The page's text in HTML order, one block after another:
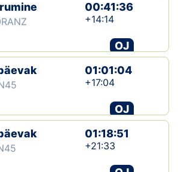
00:41:36
+14:14
OJ
01:01:04
+17:04
OJ
01:18:51
+21:33